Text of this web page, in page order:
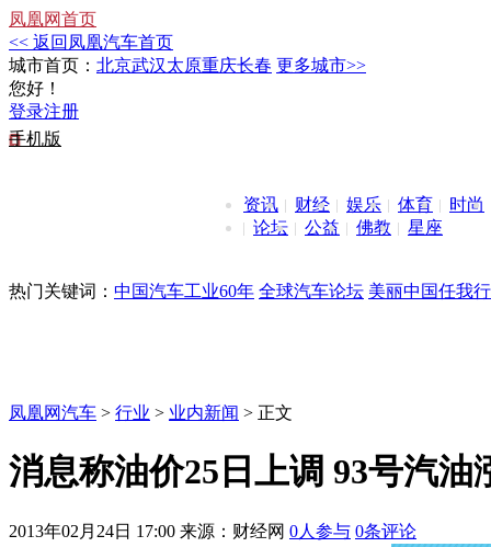
凤凰网首页
<< 返回凤凰汽车首页
城市首页： 北京武汉太原重庆长春 更多城市>>
您好！
登录注册
手机版
资讯 财经 娱乐 体育
时尚
论坛
公益 佛教 星座
热门关键词： 中国汽车工业60年 全球汽车论坛 美丽中国任我行
凤凰网汽车 > 行业 > 业内新闻 > 正文
消息称油价25日上调 93号汽油
2013年02月24日 17:00 来源：财经网 0人参与 0条评论